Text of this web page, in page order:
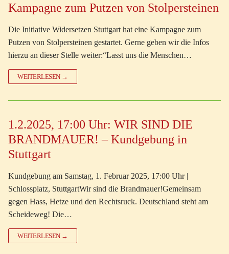
Kampagne zum Putzen von Stolpersteinen
Die Initiative Widersetzen Stuttgart hat eine Kampagne zum
Putzen von Stolpersteinen gestartet. Gerne geben wir die Infos
hierzu an dieser Stelle weiter:“Lasst uns die Menschen…
WEITERLESEN →
1.2.2025, 17:00 Uhr: WIR SIND DIE
BRANDMAUER! – Kundgebung in
Stuttgart
Kundgebung am Samstag, 1. Februar 2025, 17:00 Uhr |
Schlossplatz, StuttgartWir sind die Brandmauer!Gemeinsam
gegen Hass, Hetze und den Rechtsruck. Deutschland steht am
Scheideweg! Die…
WEITERLESEN →